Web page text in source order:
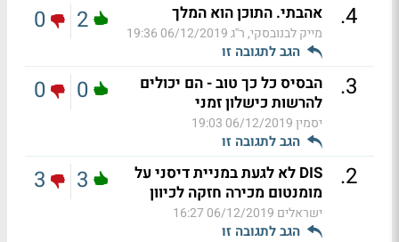
4
. אהבתי. התוכן הוא המלך
מייק לבנובסקי, ר''ג06/12/2019 19:36
הגב לתגובה זו
2
0
3
.
הבסיס כל כך טוב - הם יכולים
להרשות כישלון זמני
יסמין06/12/2019 19:03
הגב לתגובה זו
0
0
2
.
DIS לא לגעת במניית דיסני על
מומנטום מכירה חזקה לכיוון
ישראלים 06/12/2019 16:27
הגב לתגובה זו
3
3